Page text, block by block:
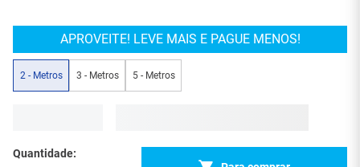
APROVEITE! LEVE MAIS E PAGUE MENOS!
2 - Metros 3 - Metros 5 - Metros
Quantidade